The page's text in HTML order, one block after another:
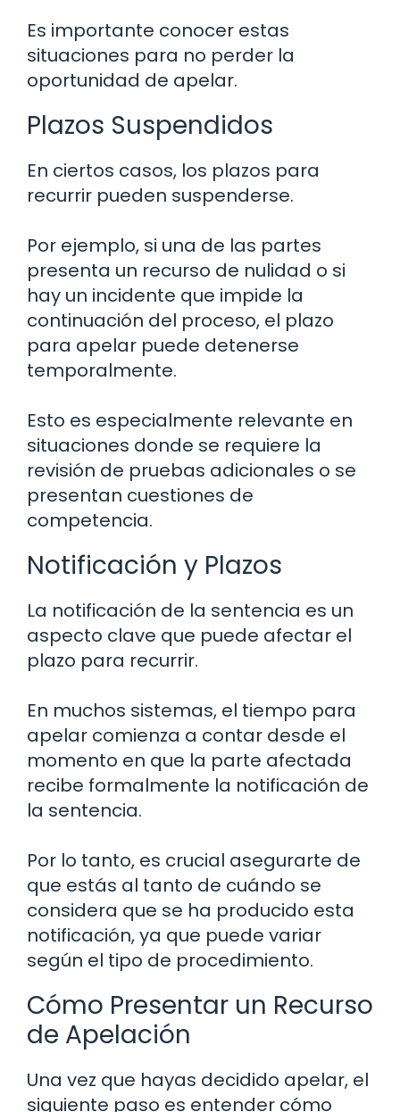
Es importante conocer estas
situaciones para no perder la
oportunidad de apelar.
Plazos Suspendidos
En ciertos casos, los plazos para
recurrir pueden suspenderse.
Por ejemplo, si una de las partes
presenta un recurso de nulidad o si
hay un incidente que impide la
continuación del proceso, el plazo
para apelar puede detenerse
temporalmente.
Esto es especialmente relevante en
situaciones donde se requiere la
revisión de pruebas adicionales o se
presentan cuestiones de
competencia.
Notificación y Plazos
La notificación de la sentencia es un
aspecto clave que puede afectar el
plazo para recurrir.
En muchos sistemas, el tiempo para
apelar comienza a contar desde el
momento en que la parte afectada
recibe formalmente la notificación de
la sentencia.
Por lo tanto, es crucial asegurarte de
que estás al tanto de cuándo se
considera que se ha producido esta
notificación, ya que puede variar
según el tipo de procedimiento.
Cómo Presentar un Recurso
de Apelación
Una vez que hayas decidido apelar, el
siguiente paso es entender cómo